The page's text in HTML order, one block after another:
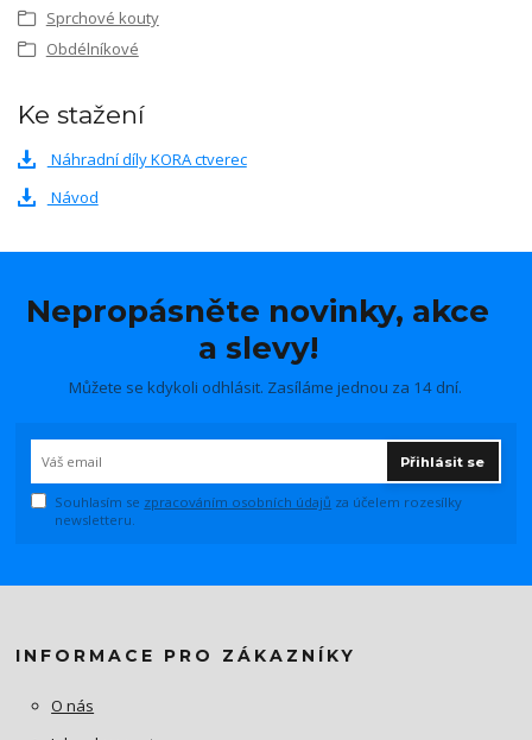
Sprchové kouty
Obdélníkové
Ke stažení
Náhradní díly KORA ctverec
Návod
Nepropásněte novinky, akce
a slevy!
Můžete se kdykoli odhlásit. Zasíláme jednou za 14 dní.
Přihlásit se
Souhlasím se zpracováním osobních údajů za účelem rozesílky
newsletteru.
INFORMACE PRO ZÁKAZNÍKY
O nás